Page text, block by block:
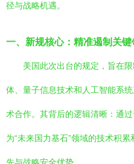
径与战略机遇。
一、新规核心：精准遏制关
美国此次出台的规定，旨在
体、量子信息技术和人工智能系
术合作。其背后的逻辑清晰：通
为“未来国力基石”领域的技术积